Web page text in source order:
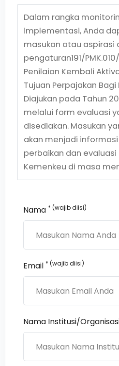
Dalam rangka
implementasi, Anda
masukan atau aspirasi
pengaturan191/
Penilaian Kembali
Tujuan Perpajakan
Diajukan pada Tahun
melalui form evaluasi
disediakan. Masukan
akan menjadi
perbaikan dan evaluasi
Kemenkeu di masa
Nama * (wajib diisi)
Email * (wajib diisi)
Nama Institusi/